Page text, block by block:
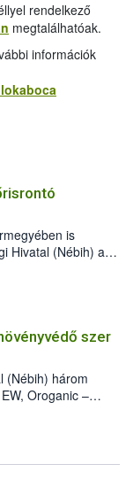
rendelkező
megtalálhatóak.
információk
is
Hivatal (Nébih) a
jelenlétét. A
de már fertőzött
a szlovák
érdekében.
szer
(Nébih) három
Oroganic –
követően,
elleni további